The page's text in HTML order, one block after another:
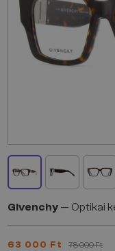
Givenchy — Optikai
63 000 Ft 78 000 Ft